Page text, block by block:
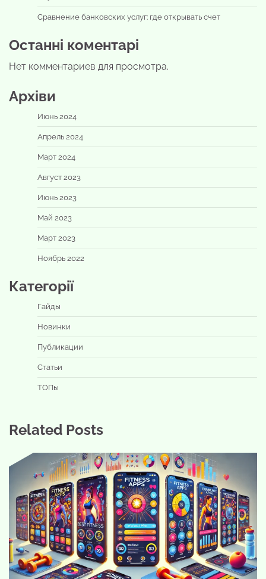
Сравнение банковских услуг: где открывать счет
Останні коментарі
Нет комментариев для просмотра.
Архіви
Июнь 2024
Апрель 2024
Март 2024
Август 2023
Июнь 2023
Май 2023
Март 2023
Ноябрь 2022
Категорії
Гайды
Новинки
Публикации
Статьи
ТОПы
Related Posts